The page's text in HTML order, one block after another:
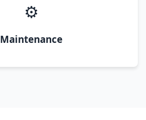
⚙️
Maintenance